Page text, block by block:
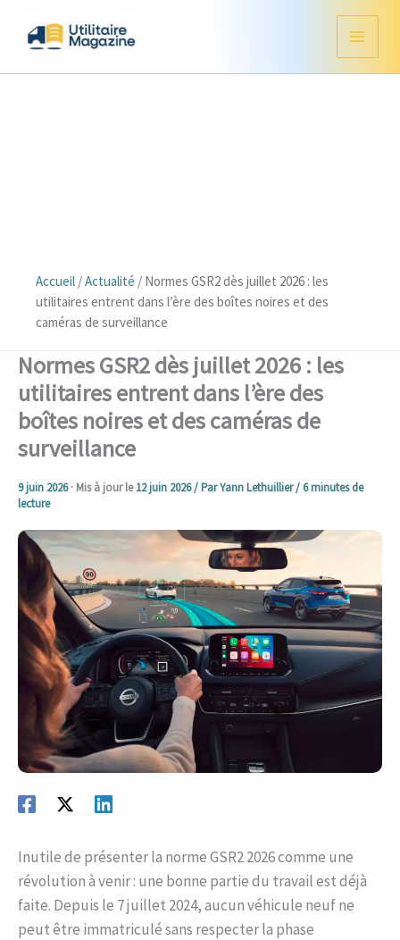
Accueil /Actualité / Normes GSR2 dès juillet 2026 : les
utilitaires entrent dans l’ère des boîtes noires et des
caméras de surveillance
Normes GSR2 dès juillet 2026 : les
utilitaires entrent dans l’ère des
boîtes noires et des caméras de
surveillance
9 juin 2026· Mis à jour le12 juin 2026/ ParYann Lethuillier/6 minutes de
lecture
Inutile de présenter la norme GSR2 2026 comme une
révolution à venir : une bonne partie du travail est déjà
faite. Depuis le 7 juillet 2024, aucun véhicule neuf ne
peut être immatriculé sans respecter la phase